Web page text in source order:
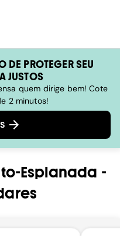
DE PROTEGER SEU
JUSTOS
quem dirige bem! Cote
2 minutos!
Esplanada -